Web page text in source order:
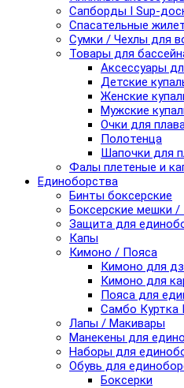
Сапборды I Sup-
Спасательные
Сумки / Чехлы для
Товары для
Аксессуары
Детские
Женские
Мужские
Очки для
Полотенца
Шапочки для
Фалы плетеные и
Единоборства
Бинты боксерские
Боксерские мешки
Защита для
Капы
Кимоно / Пояса
Кимоно для
Кимоно для
Пояса для
Самбо
Лапы / Макивары
Манекены для
Наборы для
Обувь для
Боксерки